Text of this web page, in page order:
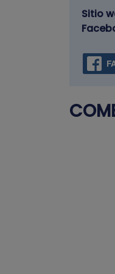
Sitio